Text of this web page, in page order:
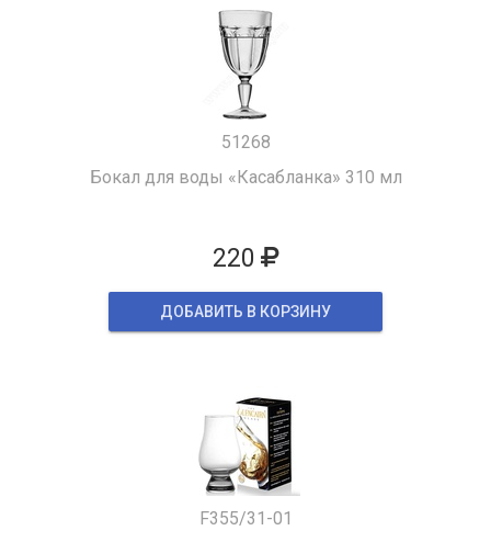
51268
Бокал для воды «Касабланка» 310 мл
220
ДОБАВИТЬ В КОРЗИНУ
F355/31-01